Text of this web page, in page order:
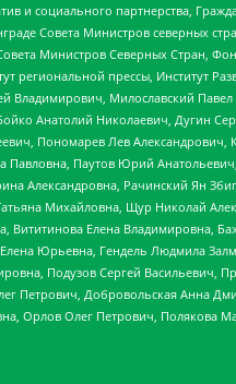
и социального партнерства,
Совета Министров северных
Министров Северных Стран,
региональной прессы, Институт
Владимирович, Милославский
Анатолий Николаевич, Дугин
Пономарев Лев
Паутов Юрий
Александровна, Рачинский Ян
Михайловна, Щур Николай
Елена Владимировна,
Юрьевна, Гендель Людмила
Подузов Сергей Васильевич,
Добровольская Анна
Орлов Олег Петрович, Полякова